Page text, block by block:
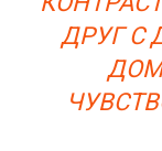
ДРУГ С